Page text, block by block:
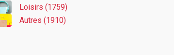
Loisirs (1759)
Autres (1910)